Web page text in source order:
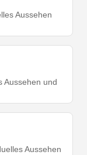
Aussehen
Aussehen und
Aussehen